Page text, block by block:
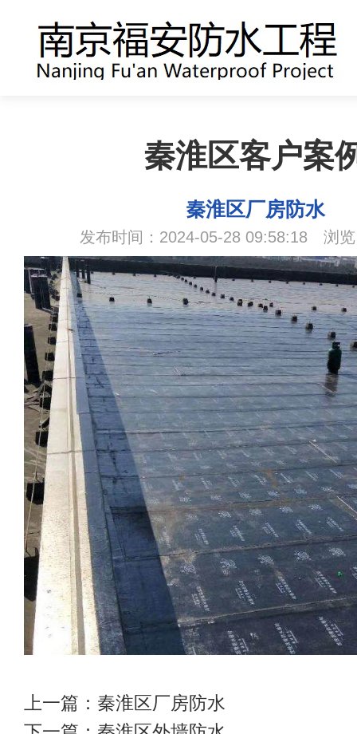
秦淮区客户案
秦淮区厂房防水
发布时间：2024-05-28 09:58:18 浏览
上一篇： 秦淮区厂房防水